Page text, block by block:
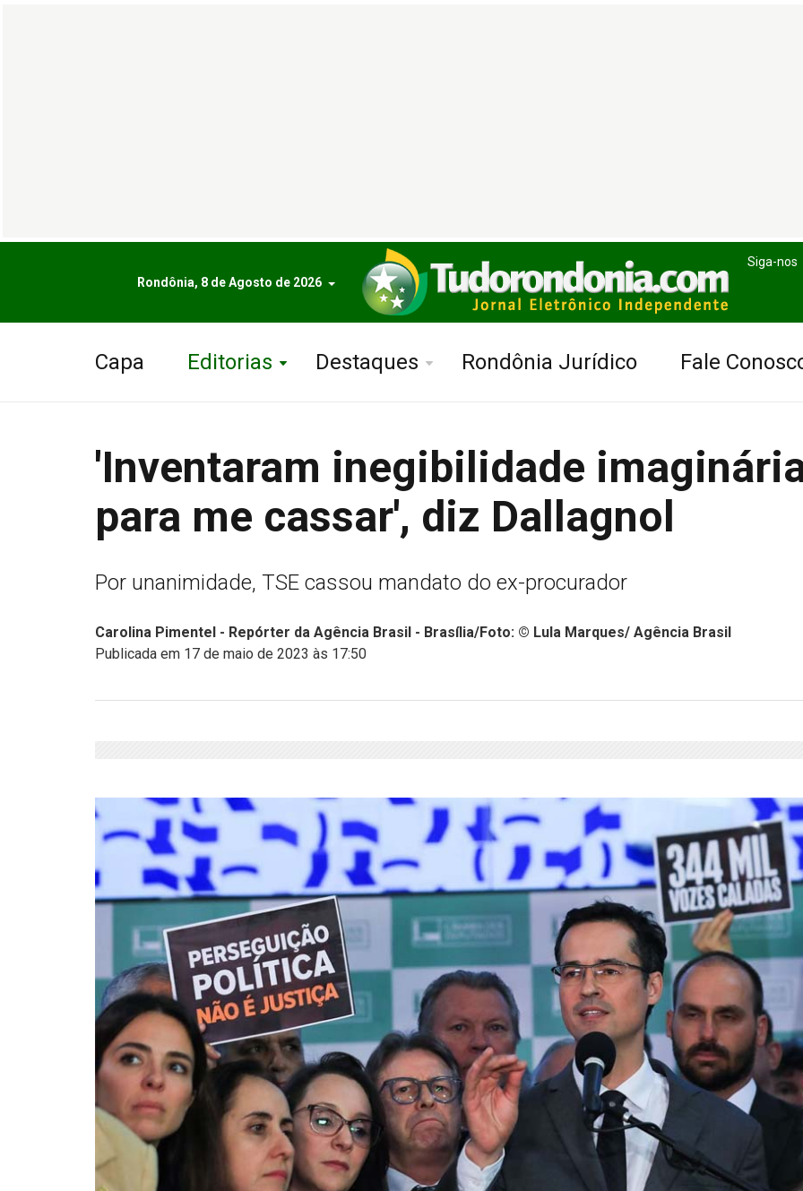
Rondônia, 8 de Agosto de 2026
Siga-nos
Capa Editorias Destaques Rondônia Jurídico Fale
'Inventaram inegibilidade
para me cassar', diz Dallagnol
Por unanimidade, TSE cassou mandato do ex-procurador
Carolina Pimentel - Repórter da Agência Brasil - Brasília/Foto: © Lula Marques/ Agência Brasil
Publicada em 17 de maio de 2023 às 17:50